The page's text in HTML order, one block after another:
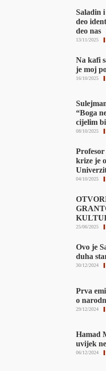
Saladin
deo
deo nas
13/11/2025
Na kafi
je moj
16/10/2025
“Boga
cijelim
08/10/2025
krize je
04/10/2025
25/06/2025
Ovo je
duha
30/12/2024
Prva
o
29/12/2024
Hamad
uvijek
06/12/2024